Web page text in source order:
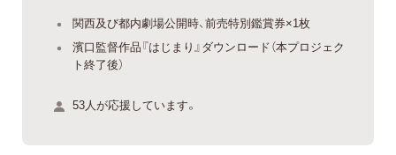
関西及び都内劇場公開時、前売特別鑑賞券×1枚
濱口監督作品『はじまり』ダウンロード（本プロジェク
ト終了後）
53人が応援しています。